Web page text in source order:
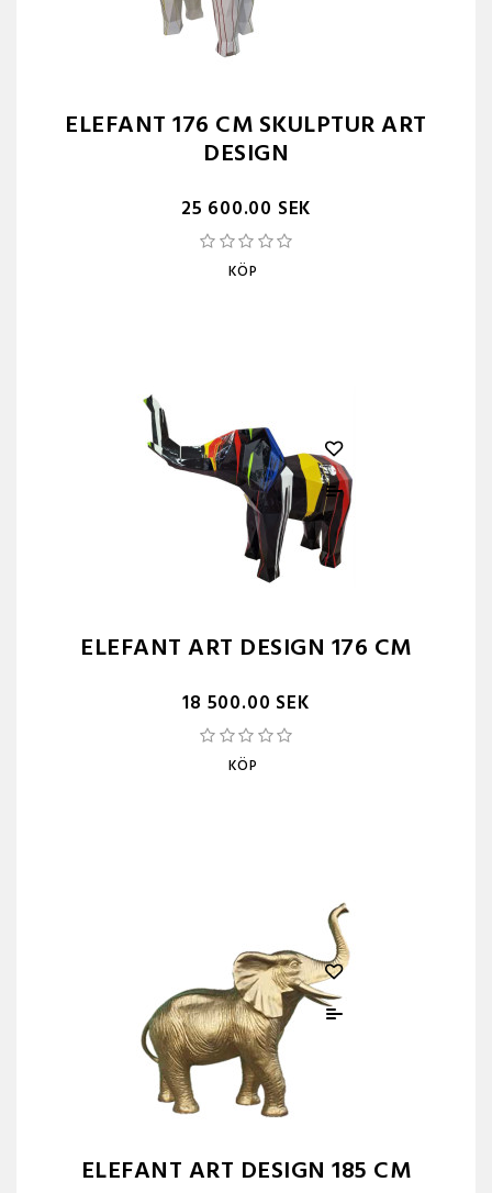
ELEFANT 176 CM SKULPTUR ART
DESIGN
25 600.00 SEK
KÖP
ELEFANT ART DESIGN 176 CM
18 500.00 SEK
KÖP
ELEFANT ART DESIGN 185 CM